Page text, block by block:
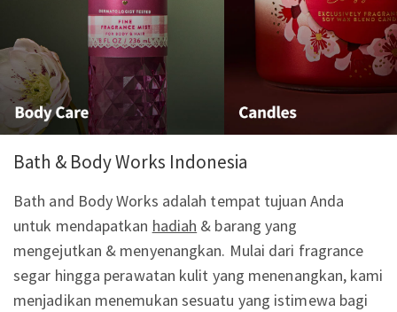
Bath & Body Works Indonesia
Bath and Body Works adalah tempat tujuan Anda
untuk mendapatkan hadiah & barang yang
mengejutkan & menyenangkan. Mulai dari fragrance
segar hingga perawatan kulit yang menenangkan, kami
menjadikan menemukan sesuatu yang istimewa bagi